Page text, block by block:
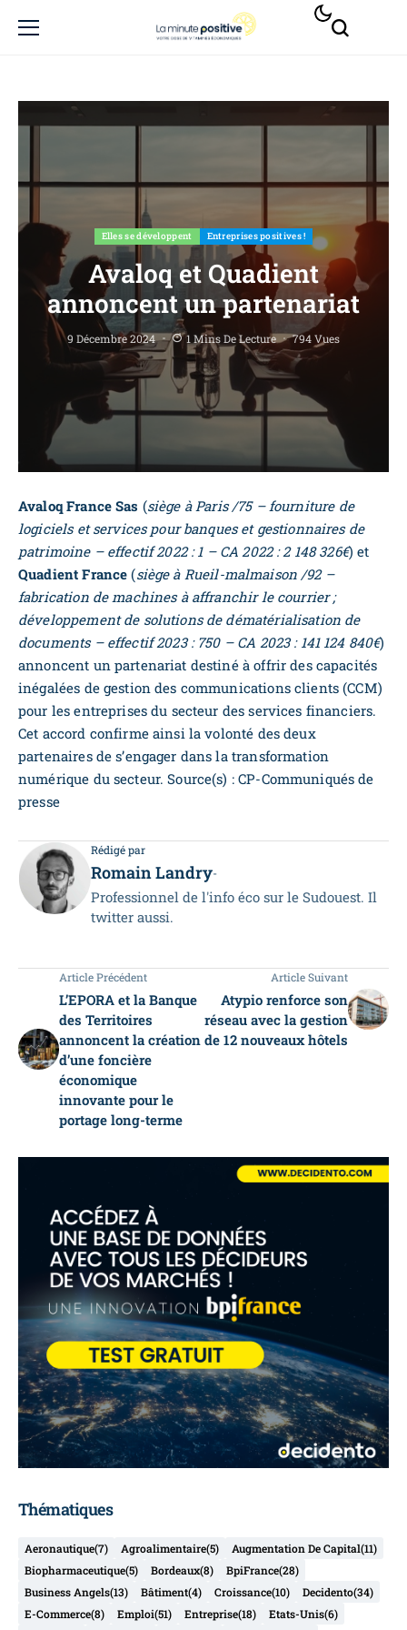
Elles se développent Entreprises positives !
Avaloq et Quadient
annoncent un partenariat
9 Décembre 2024 1 Mins De Lecture 794 Vues
Avaloq France Sas (siège à Paris /75 – fourniture de
logiciels et services pour banques et gestionnaires de
patrimoine – effectif 2022 : 1 – CA 2022 : 2 148 326€) et
Quadient France (siège à Rueil-malmaison /92 –
fabrication de machines à affranchir le courrier ;
développement de solutions de dématérialisation de
documents – effectif 2023 : 750 – CA 2023 : 141 124 840€)
annoncent un partenariat destiné à offrir des capacités
inégalées de gestion des communications clients (CCM)
pour les entreprises du secteur des services financiers.
Cet accord confirme ainsi la volonté des deux
partenaires de s’engager dans la transformation
numérique du secteur. Source(s) : CP-Communiqués de
presse
Rédigé par
Romain Landry-
Professionnel de l'info éco sur le Sudouest. Il
twitter aussi.
Article Précédent
L’EPORA et la Banque
des Territoires
annoncent la création
d’une foncière
économique
innovante pour le
portage long-terme
Article Suivant
Atypio renforce son
réseau avec la gestion
de 12 nouveaux hôtels
Thématiques
Aeronautique(7) Agroalimentaire(5) Augmentation De Capital(11)
Biopharmaceutique(5) Bordeaux(8) BpiFrance(28)
Business Angels(13) Bâtiment(4) Croissance(10) Decidento(34)
E-Commerce(8) Emploi(51) Entreprise(18) Etats-Unis(6)